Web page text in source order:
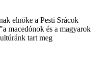
elnöke a Pesti Srácok
macedónok és a magyarok
tart meg